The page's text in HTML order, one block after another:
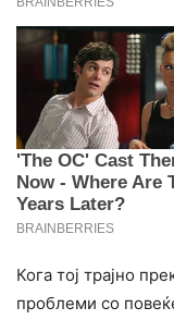
Кога тој трајно
проблеми со